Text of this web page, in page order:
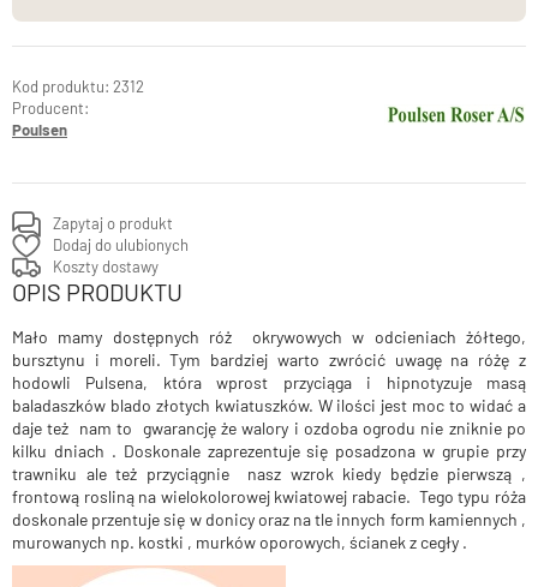
2312
Producent:
Poulsen
Zapytaj o produkt
Dodaj do ulubionych
Koszty dostawy
OPIS PRODUKTU
Mało mamy dostępnych róż okrywowych w odcieniach żółtego,
bursztynu i moreli. Tym bardziej warto zwrócić uwagę na różę z
hodowli Pulsena, która wprost przyciąga i hipnotyzuje masą
baladaszków blado złotych kwiatuszków. W ilości jest moc to widać a
daje też nam to gwarancję że walory i ozdoba ogrodu nie zniknie po
kilku dniach . Doskonale zaprezentuje się posadzona w grupie przy
trawniku ale też przyciągnie nasz wzrok kiedy będzie pierwszą ,
frontową rosliną na wielokolorowej kwiatowej rabacie. Tego typu róża
doskonale przentuje się w donicy oraz na tle innych form kamiennych ,
murowanych np. kostki , murków oporowych, ścianek z cegły .